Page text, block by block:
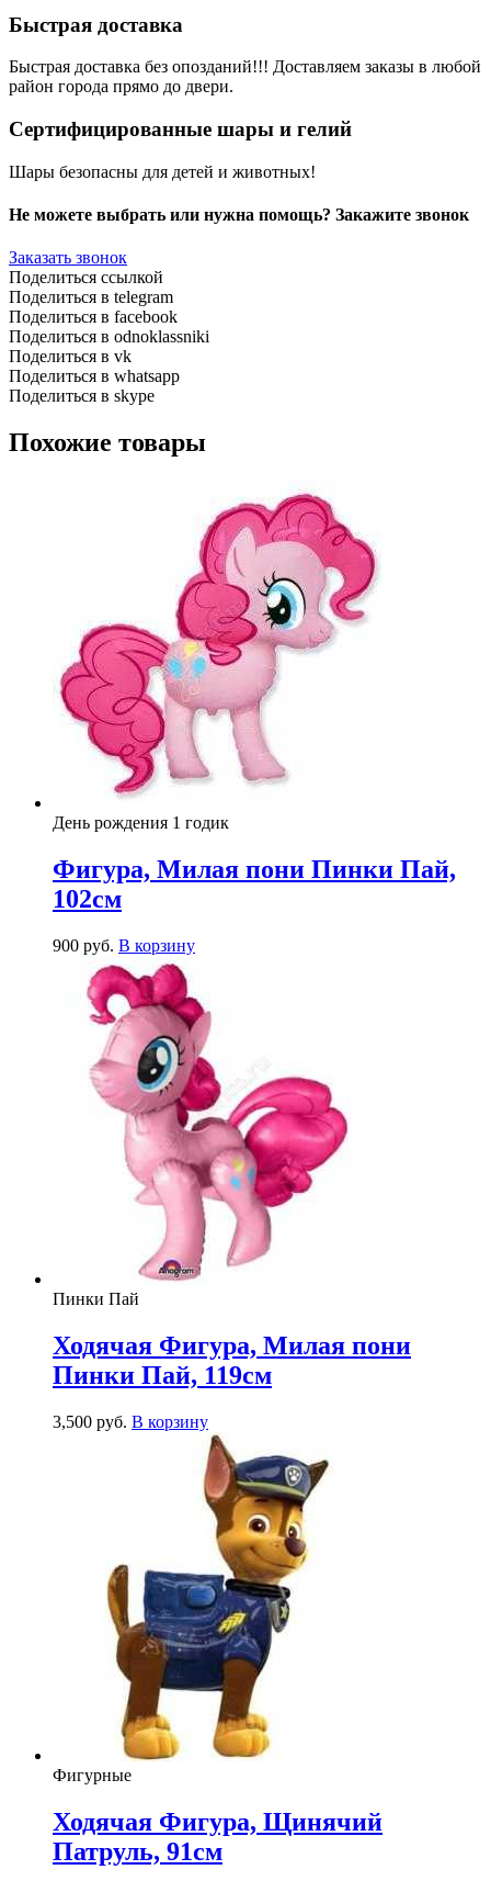
Быстрая доставка
Быстрая доставка без опозданий!!! Доставляем заказы в любой
район города прямо до двери.
Сертифицированные шары и гелий
Шары безопасны для детей и животных!
Не можете выбрать или нужна помощь? Закажите звонок
Заказать звонок
Поделиться ссылкой
Поделиться в telegram
Поделиться в facebook
Поделиться в odnoklassniki
Поделиться в vk
Поделиться в whatsapp
Поделиться в skype
Похожие товары
День рождения 1 годик
Фигура, Милая пони Пинки Пай,
102см
900 руб. В корзину
Пинки Пай
Ходячая Фигура, Милая пони
Пинки Пай, 119см
3,500 руб. В корзину
Фигурные
Ходячая Фигура, Щинячий
Патруль, 91см